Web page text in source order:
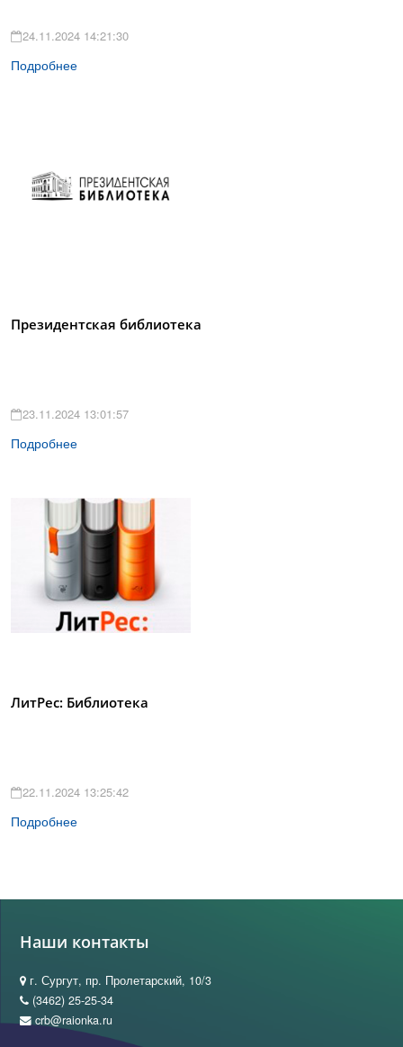
24.11.2024 14:21:30
Подробнее
Президентская библиотека
23.11.2024 13:01:57
Подробнее
ЛитРес: Библиотека
22.11.2024 13:25:42
Подробнее
Наши контакты
г. Сургут, пр. Пролетарский, 10/3
(3462) 25-25-34
crb@raionka.ru